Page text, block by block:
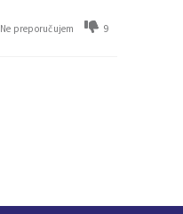
Ne preporučujem 9